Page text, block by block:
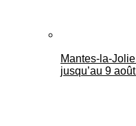
Mantes-la-
jusqu’au 9